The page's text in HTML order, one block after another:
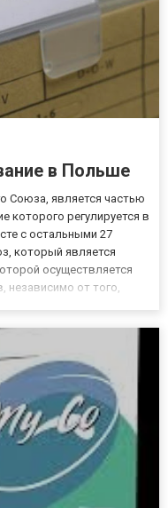
в Польше
Союза, является частью
которого регулируется в
с остальными 27
который является
осуществляется
независимо от того,